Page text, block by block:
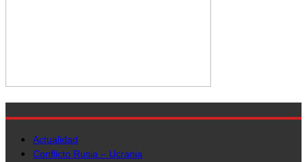
Actualidad
Conflicto Rusia – Ucrania